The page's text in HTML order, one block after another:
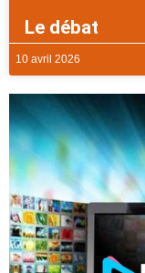
Le débat
10 avril 2026